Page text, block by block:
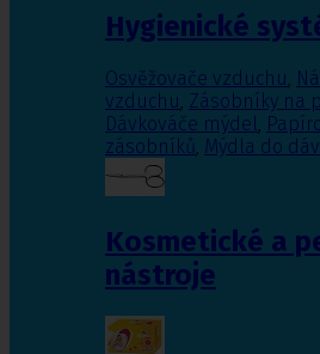
Hygienické
Osvěžovače vzduchu,
vzduchu, Zásobníky na
Dávkováče mýdel,
zásobníků, Mýdla do
Kosmetické a
nástroje